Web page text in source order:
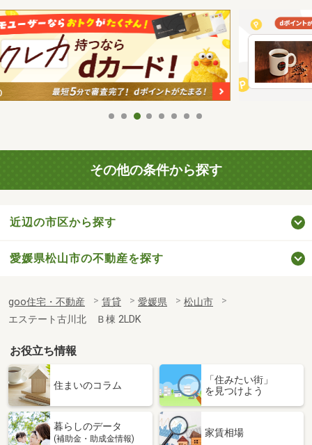
その他の条件から探す
近辺の市区から探す
愛媛県松山市の不動産を探す
goo住宅・不動産 賃貸 愛媛県
松山市
エステート古川北 Ｂ棟 2LDK
お役立ち情報
住まいのコラム
「住みたい街」
を見つけよう
暮らしのデータ
(補助金・助成金情報)
家賃相場